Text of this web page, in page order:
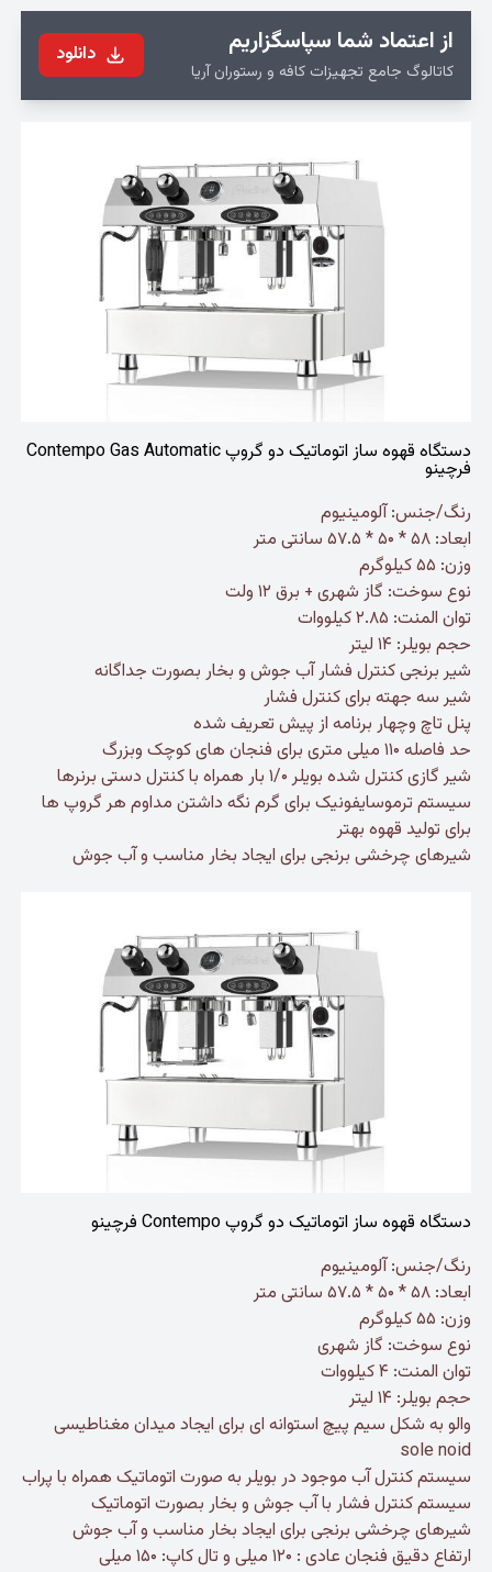
از اعتماد شما سپاسگزاریم
کاتالوگ جامع تجهیزات کافه و رستوران آریا
دانلود
دستگاه قهوه ساز اتوماتیک دو گروپ Contempo Gas Automatic
فرچینو
رنگ/جنس: آلومینیوم
ابعاد: ۵۸ * ۵۰ * ۵۷.۵ سانتی متر
وزن: ۵۵ کیلوگرم
نوع سوخت: گاز شهری + برق ۱۲ ولت
توان المنت: ۲.۸۵ کیلووات
حجم بویلر: ۱۴ لیتر
شیر برنجی کنترل فشار آب جوش و بخار بصورت جداگانه
شیر سه جهته برای کنترل فشار
پنل تاچ وچهار برنامه از پیش تعریف شده
حد فاصله ۱۱۰ میلی متری برای فنجان های کوچک وبزرگ
شیر گازی کنترل شده بویلر ۱/۰ بار همراه با کنترل دستی برنرها
سیستم ترموسایفونیک برای گرم نگه داشتن مداوم هر گروپ ها
برای تولید قهوه بهتر
شیرهای چرخشی برنجی برای ایجاد بخار مناسب و آب جوش
دستگاه قهوه ساز اتوماتیک دو گروپ Contempo فرچینو
رنگ/جنس: آلومینیوم
ابعاد: ۵۸ * ۵۰ * ۵۷.۵ سانتی متر
وزن: ۵۵ کیلوگرم
نوع سوخت: گاز شهری
توان المنت: ۴ کیلووات
حجم بویلر: ۱۴ لیتر
والو به شکل سیم پیچ استوانه ای برای ایجاد میدان مغناطیسی
sole noid
سیستم کنترل آب موجود در بویلر به صورت اتوماتیک همراه با پراب
سیستم کنترل فشار با آب جوش و بخار بصورت اتوماتیک
شیرهای چرخشی برنجی برای ایجاد بخار مناسب و آب جوش
ارتفاع دقیق فنجان عادی : ۱۲۰ میلی و تال کاپ: ۱۵۰ میلی